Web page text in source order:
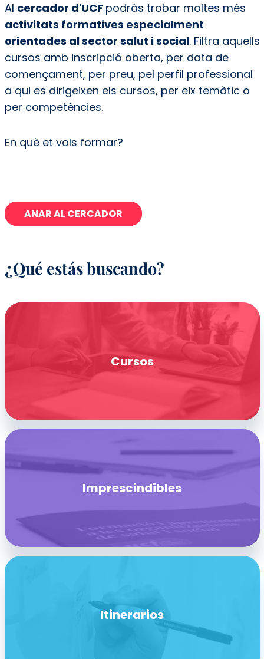
Al cercador d'UCF podràs trobar moltes més
activitats formatives especialment
orientades al sector salut i social. Filtra aquells
cursos amb inscripció oberta, per data de
començament, per preu, pel perfil professional
a qui es dirigeixen els cursos, per eix temàtic o
per competències.
En què et vols formar?
ANAR AL CERCADOR
¿Qué estás buscando?
Cursos
Imprescindibles
Itinerarios